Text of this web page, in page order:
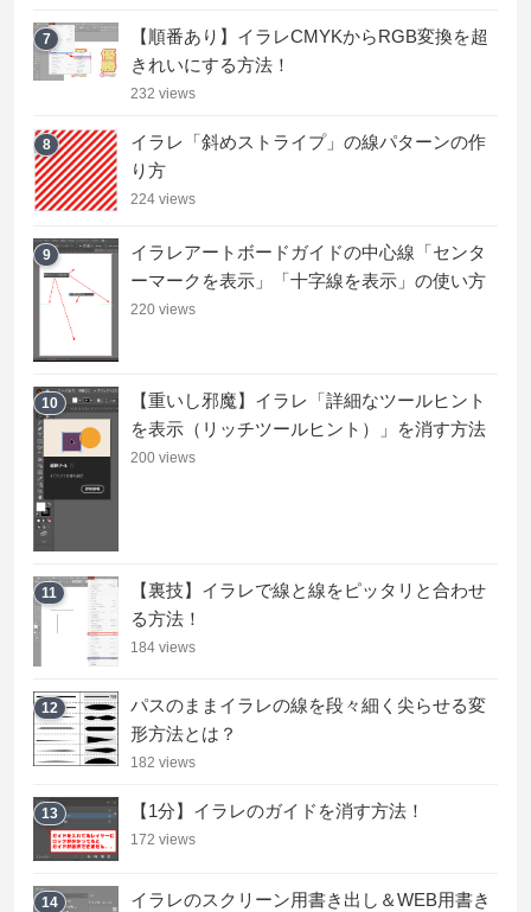
7
【順番あり】イラレCMYKからRGB変換を超
きれいにする方法！
232 views
8
イラレ「斜めストライプ」の線パターンの作
り方
224 views
9
イラレアートボードガイドの中心線「センタ
ーマークを表示」「十字線を表示」の使い方
220 views
10
【重いし邪魔】イラレ「詳細なツールヒント
を表示（リッチツールヒント）」を消す方法
200 views
11
【裏技】イラレで線と線をピッタリと合わせ
る方法！
184 views
12
パスのままイラレの線を段々細く尖らせる変
形方法とは？
182 views
13 【1分】イラレのガイドを消す方法！
172 views
14
イラレのスクリーン用書き出し＆WEB用書き